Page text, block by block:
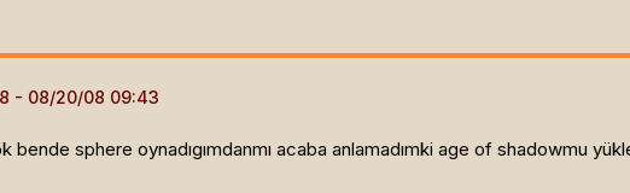
sphere oynadıgımdanmı acaba anlamadımki age of shadowmu